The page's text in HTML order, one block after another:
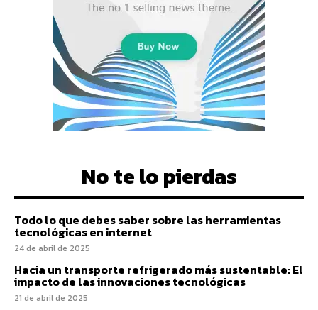
No te lo pierdas
Todo lo que debes saber sobre las herramientas
tecnológicas en internet
24 de abril de 2025
Hacia un transporte refrigerado más sustentable: El
impacto de las innovaciones tecnológicas
21 de abril de 2025